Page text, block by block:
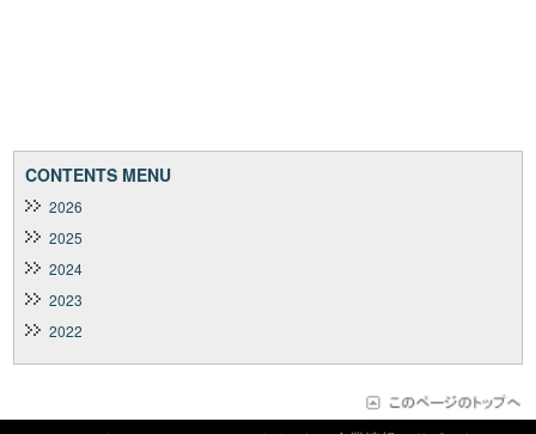
CONTENTS MENU
2026
2025
2024
2023
2022